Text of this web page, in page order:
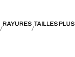
RAYURES TAILLES PLUS